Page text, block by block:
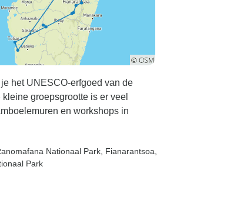
het UNESCO-erfgoed van de
groepsgrootte is er veel
en workshops in
Nationaal Park , Fianarantsoa
Park